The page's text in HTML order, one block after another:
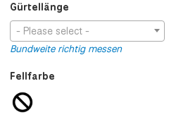
Gürtellänge
- Please select -
Bundweite richtig messen
Fellfarbe